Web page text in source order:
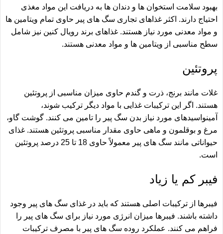
بهبود سلامت استخوان ها و دندان ها به دریافت این مواد مغذی
احتیاج دارند. اکثر غذاهای تجاری سگ های پیر حاوی تمام ویتامین ها
و مواد معدنی مورد نیاز هستند. غذاهای برند رویال کنین نیز شامل
سطح مناسبی از ویتامین ها و مواد معدنی هستند.
پروتئین
غلات مانند برنج، ذرت و گندم حاوی میزان مناسبی از پروتئین
هستند. اگر این ‏ترکیبات غذایی با مواد دیگر ترکیب شوند،
آمینواسیدهای مورد نیاز بدن سگ پیر را ‏تامین می کنند.‏ گوشت گاو،
مرغ و بوقلمون و ماهی حاوی مقدار مناسبی پروتئین هستند. ‏غذای
حیواناتی مانند سگ های پیر معمولاً حاوی 18 تا 25 درصد پروتئین
است.
فیبر کم یا زیاد
فیبرها از ترکیبات اصلی هستند که باید در غذای سگ های پیر وجود
داشته باشند. فیبرها میزان انرژی مورد نیاز برای سگ های پیر را
فراهم می کنند. عملکرد روده سگ های پیر با مصرف ترکیبات